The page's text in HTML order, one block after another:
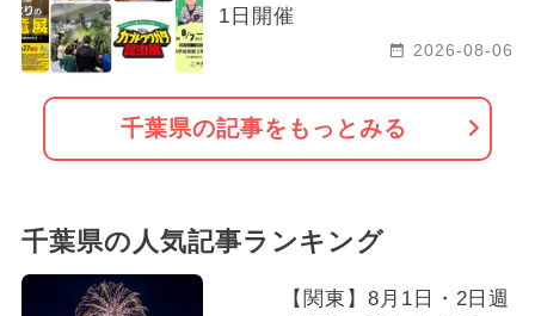
1日開催
2026-08-06
千葉県の記事をもっとみる
千葉県の人気記事ランキング
【関東】8月1日・2日週